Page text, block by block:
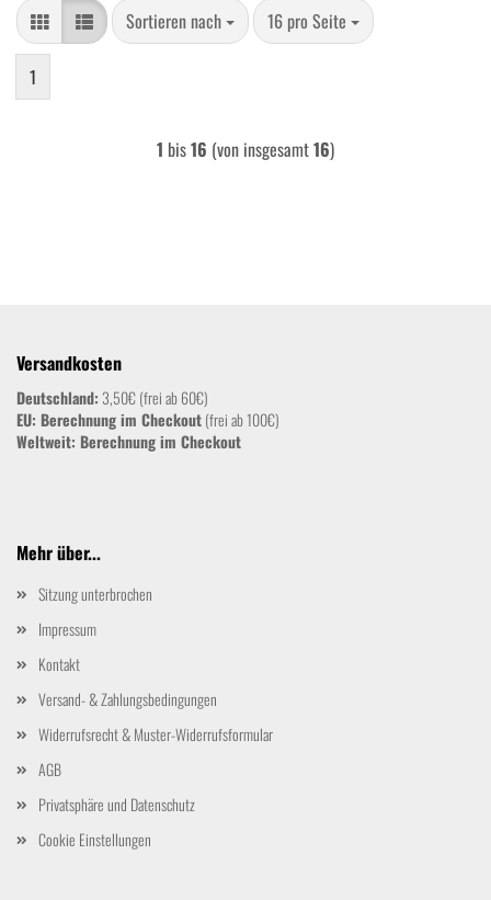
Sortieren nach
Sortieren nach 16 pro Seite
pro Seite
1
1 bis16 (von insgesamt16)
Versandkosten
Deutschland: 3,50€ (frei ab 60€)
EU: Berechnung im Checkout(frei ab 100€)
Weltweit: Berechnung im Checkout
Mehr über...
Sitzung unterbrochen
Impressum
Kontakt
Versand- & Zahlungsbedingungen
Widerrufsrecht & Muster-Widerrufsformular
AGB
Privatsphäre und Datenschutz
Cookie Einstellungen